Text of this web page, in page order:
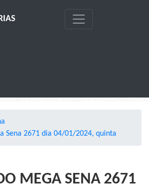
Sena 2671 dia 04/01/2024, quinta
MEGA SENA 2671